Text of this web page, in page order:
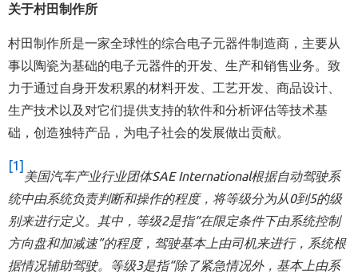
关于村田制作所
村田制作所是一家全球性的综合电子元器件制造商，主要从
事以陶瓷为基础的电子元器件的开发、生产和销售业务。致
力于通过自身开发积累的材料开发、工艺开发、商品设计、
生产技术以及对它们提供支持的软件和分析评估等技术基
础，创造独特产品，为电子社会的发展做出贡献。
[1]
美国汽车产业行业团体SAE International根据自动驾驶系
统中由系统负责判断和操作的程度，将等级分为从0到5的级
别来进行定义。其中，等级2是指“在限定条件下由系统控制
方向盘和加减速”的程度，驾驶基本上由司机来进行，系统根
据情况辅助驾驶。等级3是指“除了紧急情况外，基本上由系